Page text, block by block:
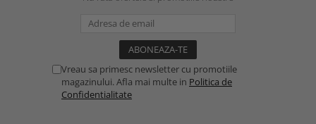
Vreau sa primesc newsletter cu promotiile
magazinului. Afla mai multe in Politica de
Confidentialitate